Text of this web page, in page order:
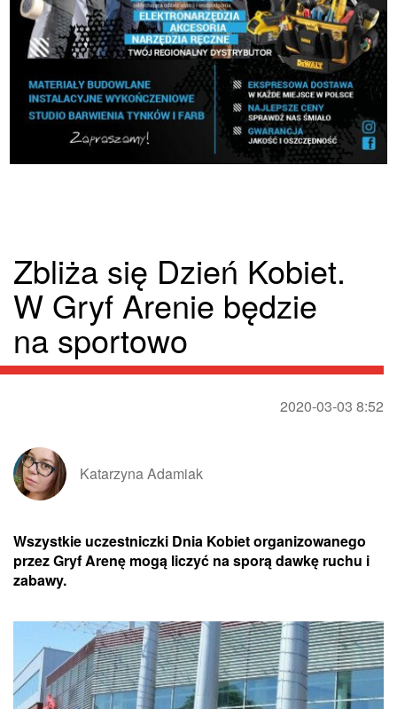
Zbliża się Dzień Kobiet.
W Gryf Arenie będzie
na sportowo
2020-03-03 8:52
Katarzyna Adamiak
Wszystkie uczestniczki Dnia Kobiet organizowanego
przez Gryf Arenę mogą liczyć na sporą dawkę ruchu i
zabawy.